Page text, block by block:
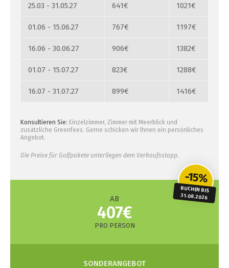
25.03 - 31.05.27 641€ 1021€
01.06 - 15.06.27 767€ 1197€
16.06 - 30.06.27 906€ 1382€
01.07 - 15.07.27 823€ 1288€
16.07 - 31.07.27 899€ 1416€
Konsultieren Sie: Einzelzimmer, Zimmer mit Meerblick und
zusätzliche Greenfees. Gerne schicken wir Ihnen ein persönliches
Angebot.
Die Preise für Golfpakete unterliegen dem Verkaufsstopp.
AB
407€
PRO PERSON
-15%
BUCHEN BIS
31.08.2026
SONDERANGEBOT